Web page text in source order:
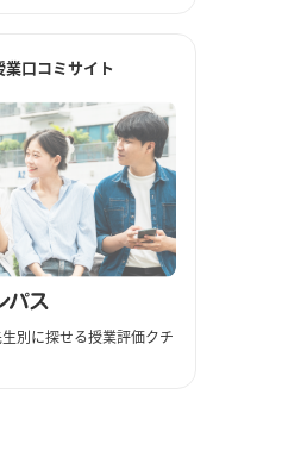
口コミサイト
別に探せる授業評価クチ